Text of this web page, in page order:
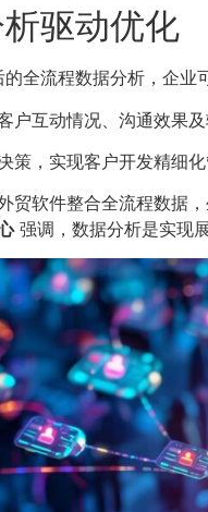
驱动优化
全流程数据分析，企业
户互动情况、沟通效果
策，实现客户开发精细
贸软件整合全流程数据
强调，数据分析是实现